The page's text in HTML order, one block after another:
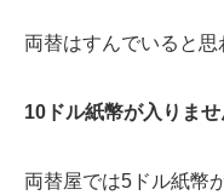
両替はすんでいると思
10ドル紙幣が入りませ
両替屋では5ドル紙幣